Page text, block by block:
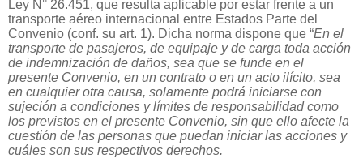
Ley N° 26.451, que resulta aplicable por estar frente a un
transporte aéreo internacional entre Estados Parte del
Convenio (conf. su art. 1). Dicha norma dispone que “En el
transporte de pasajeros, de equipaje y de carga toda acción
de indemnización de daños, sea que se funde en el
presente Convenio, en un contrato o en un acto ilícito, sea
en cualquier otra causa, solamente podrá iniciarse con
sujeción a condiciones y límites de responsabilidad como
los previstos en el presente Convenio, sin que ello afecte la
cuestión de las personas que puedan iniciar las acciones y
cuáles son sus respectivos derechos.